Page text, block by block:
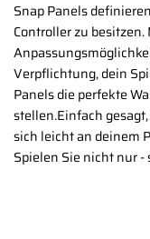
Snap Panels
Controller zu
Verpflichtung, dein
Panels die perfekte
stellen.Einfach
sich leicht an deinem
Spielen Sie nicht nur